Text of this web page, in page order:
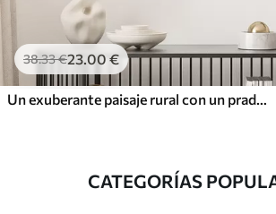
38.33€23.00 €
Un exuberante paisaje rural con un prado de flores silvestres vibrantes y lleno de flores coloridas bajo un cielo nublado
CATEGORÍAS